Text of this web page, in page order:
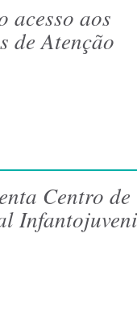
acesso aos
de Atenção
Centro de